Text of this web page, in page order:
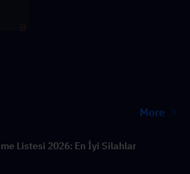
More
Listesi 2026: En İyi Silahlar